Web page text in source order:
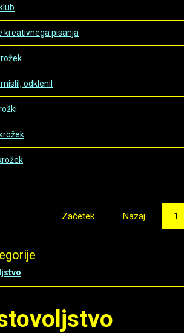
kreativnega pisanja
odklenil
Začetek Nazaj 1